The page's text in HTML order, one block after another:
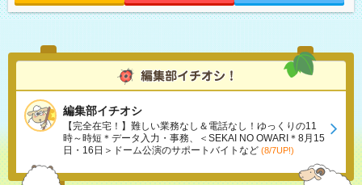
編集部イチオシ
【完全在宅！】難しい業務なし＆電話なし！ゆっくりの11
時～時短＊データ入力・事務、＜SEKAI NO OWARI＊8月15
日・16日＞ドーム公演のサポートバイトなど (8/7UP!)